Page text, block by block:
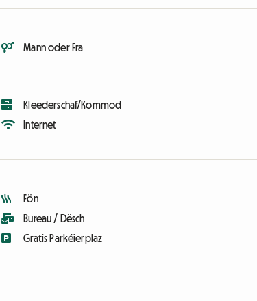
Mann oder Fra
Kleederschaf/Kommod
Internet
Fön
Bureau / Dësch
Gratis Parkéierplaz